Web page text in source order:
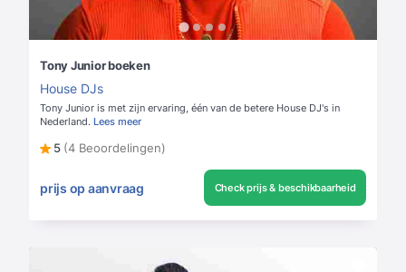
Tony Junior boeken
House DJs
Tony Junior is met zijn ervaring, één van de betere House DJ's in
Nederland. Lees meer
5 (4 Beoordelingen)
prijs op aanvraag Check prijs & beschikbaarheid